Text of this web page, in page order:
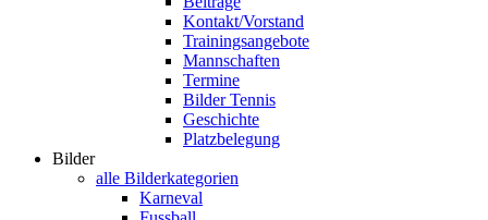
Kontakt/Vorstand
Trainingsangebote
Mannschaften
Termine
Bilder Tennis
Geschichte
Platzbelegung
Bilder
alle Bilderkategorien
Karneval